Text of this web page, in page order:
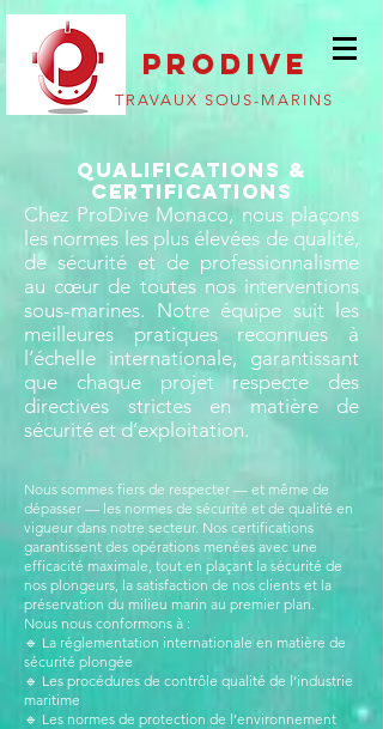
PRODIVE
TRAVAUX SOUS-MARINS
QUALIFICATIONS &
CERTIFICATIONS
Chez ProDive Monaco, nous plaçons
les normes les plus élevées de qualité,
de sécurité et de professionnalisme
au cœur de toutes nos interventions
sous-marines. Notre équipe suit les
meilleures pratiques reconnues à
l’échelle internationale, garantissant
que chaque projet respecte des
directives strictes en matière de
sécurité et d’exploitation.
Nous sommes fiers de respecter — et même de
dépasser — les normes de sécurité et de qualité en
vigueur dans notre secteur. Nos certifications
garantissent des opérations menées avec une
efficacité maximale, tout en plaçant la sécurité de
nos plongeurs, la satisfaction de nos clients et la
préservation du milieu marin au premier plan.
Nous nous conformons à :
🔹 La réglementation internationale en matière de
sécurité plongée
🔹 Les procédures de contrôle qualité de l’industrie
maritime
🔹 Les normes de protection de l’environnement